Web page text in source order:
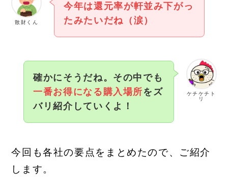
散財くん
今年は還元率が軒並み下がっ
たみたいだね（涙）
ケチケチト
リ
確かにそうだね。その中でも
一番お得になる購入場所 をズ
バリ紹介していくよ！
今回も各社の要点をまとめたので、ご紹介
します。